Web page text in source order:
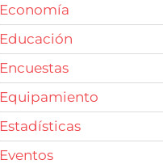
Economía
Educación
Encuestas
Equipamiento
Estadísticas
Eventos